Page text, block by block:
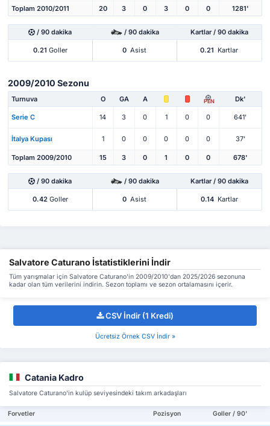
Toplam 2010/2011 20 3 0 3 0 0 1281'
/ 90 dakika / 90 dakika Kartlar / 90 dakika
0.21 Goller 0 Asist 0.21 Kartlar
2009/2010 Sezonu
Turnuva O GA A PEN Dk'
Serie C 14 3 0 1 0 0 641'
İtalya Kupası 1 0 0 0 0 0 37'
Toplam 2009/2010 15 3 0 1 0 0 678'
/ 90 dakika / 90 dakika Kartlar / 90 dakika
0.42Goller 0 Asist 0.14 Kartlar
Salvatore Caturano İstatistiklerini İndir
Tüm yarışmalar için Salvatore Caturano'in 2009/2010'dan 2025/2026 sezonuna
kadar olan tüm verilerini indirin. Sezon toplamı ve sezon ortalamasını içerir.
CSV İndir (1 Kredi)
Ücretsiz Örnek CSV İndir »
Catania Kadro
Salvatore Caturano'in kulüp seviyesindeki takım arkadaşları
Forvetler Pozisyon Goller / 90'